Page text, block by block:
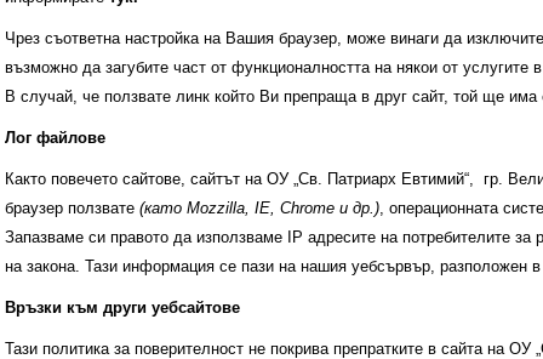
Свободни места за ученици
ИНОВАЦИЯ 2026
Олимпиади 2025/2026
Чрез съответна настройка на Вашия браузер, може винаги да
възможно да загубите част от функционалността на някои от услугите
В случай, че ползвате линк който Ви препраща в друг сайт, той ще има
Лог файлове
Както повечето сайтове, сайтът на ОУ „Св. Патриарх Евтимий“, гр.
браузер ползвате (като Mozzilla, IE, Chrome и др.), операционната
Запазваме си правото да използваме IP адресите на потребителите
на закона. Тази информация се пази на нашия уебсървър,
Връзки към други уебсайтове
Тази политика за поверителност не покрива препратките в сайта на